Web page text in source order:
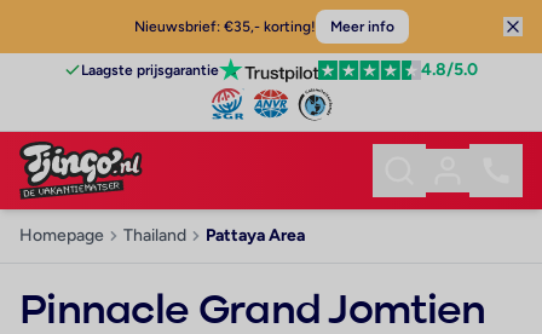
Nieuwsbrief: €35,- korting! Meer info
Laagste prijsgarantie 4.8/5.0
Homepage Thailand Pattaya Area
Pinnacle Grand Jomtien